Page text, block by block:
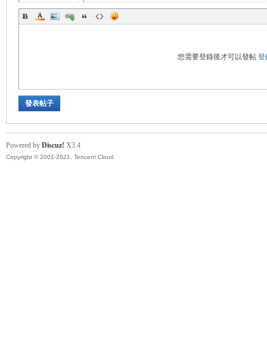
您需要登錄後才可以發帖 登
發表帖子
Powered by Discuz! X3.4
Copyright © 2001-2021, Tencent Cloud.